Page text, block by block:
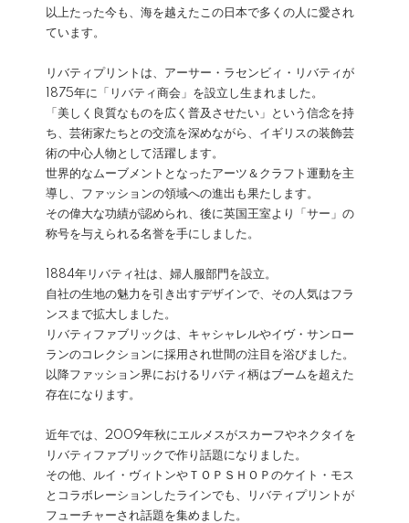
以上たった今も、海を越えたこの日本で多くの人に愛され
ています。
リバティプリントは、アーサー・ラセンビィ・リバティが
1875年に「リバティ商会」を設立し生まれました。
「美しく良質なものを広く普及させたい」という信念を持
ち、芸術家たちとの交流を深めながら、イギリスの装飾芸
術の中心人物として活躍します。
世界的なムーブメントとなったアーツ＆クラフト運動を主
導し、ファッションの領域への進出も果たします。
その偉大な功績が認められ、後に英国王室より「サー」の
称号を与えられる名誉を手にしました。
1884年リバティ社は、婦人服部門を設立。
自社の生地の魅力を引き出すデザインで、その人気はフラ
ンスまで拡大しました。
リバティファブリックは、キャシャレルやイヴ・サンロー
ランのコレクションに採用され世間の注目を浴びました。
以降ファッション界におけるリバティ柄はブームを超えた
存在になります。
近年では、2009年秋にエルメスがスカーフやネクタイを
リバティファブリックで作り話題になりました。
その他、ルイ・ヴィトンやＴＯＰＳＨＯＰのケイト・モス
とコラボレーションしたラインでも、リバティプリントが
フューチャーされ話題を集めました。